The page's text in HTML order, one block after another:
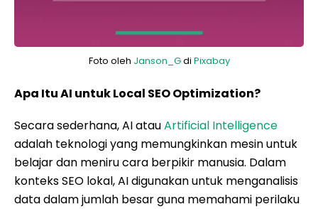
Foto oleh Janson_Gdi Pixabay
Apa Itu AI untuk Local SEO Optimization?
Secara sederhana, AI atauArtificial Intelligence
adalah teknologi yang memungkinkan mesin untuk
belajar dan meniru cara berpikir manusia. Dalam
konteks SEO lokal, AI digunakan untuk menganalisis
data dalam jumlah besar guna memahami perilaku